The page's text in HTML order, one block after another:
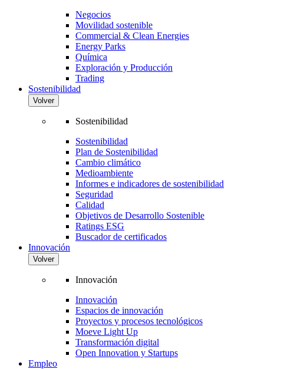
Negocios
Movilidad sostenible
Commercial & Clean Energies
Energy Parks
Química
Exploración y Producción
Trading
Sostenibilidad
Volver
Sostenibilidad
Sostenibilidad
Plan de Sostenibilidad
Cambio climático
Medioambiente
Informes e indicadores de sostenibilidad
Seguridad
Calidad
Objetivos de Desarrollo Sostenible
Ratings ESG
Buscador de certificados
Innovación
Volver
Innovación
Innovación
Espacios de innovación
Proyectos y procesos tecnológicos
Moeve Light Up
Transformación digital
Open Innovation y Startups
Empleo